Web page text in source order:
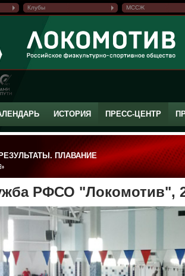
Клубы МССЖ
ИСТОРИЯ ПРЕСС-ЦЕНТР
ПЛАВАНИЕ
РФСО "Локомотив",